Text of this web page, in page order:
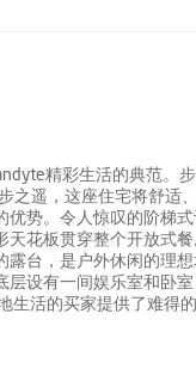
精彩生活的典范。
之遥，这座住宅将舒适
优势。令人惊叹的阶梯
花板贯穿整个开放式
台，是户外休闲的理
设有一间娱乐室和卧
生活的买家提供了难得